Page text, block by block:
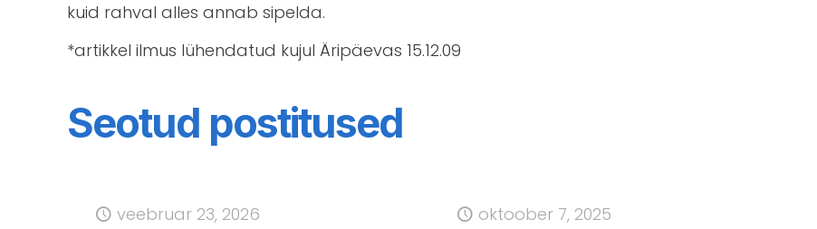
kuid rahval alles annab sipelda.
*artikkel ilmus lühendatud kujul Äripäevas 15.12.09
Seotud postitused
veebruar 23, 2026 oktoober 7, 2025